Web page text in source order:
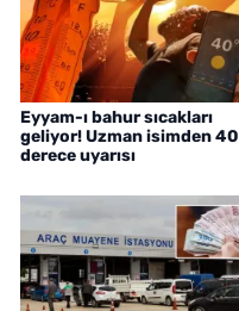
Eyyam-ı bahur sıcakları
geliyor! Uzman isimden 40
derece uyarısı